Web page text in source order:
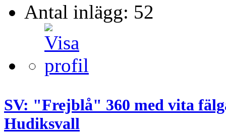
Antal inlägg: 52
SV: "Frejblå" 360 med vita
Hudiksvall